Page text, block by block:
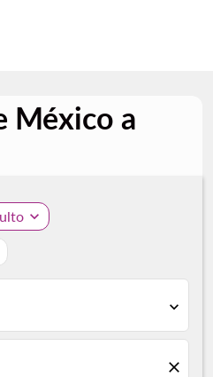
México a
expand_more
expand_more
close